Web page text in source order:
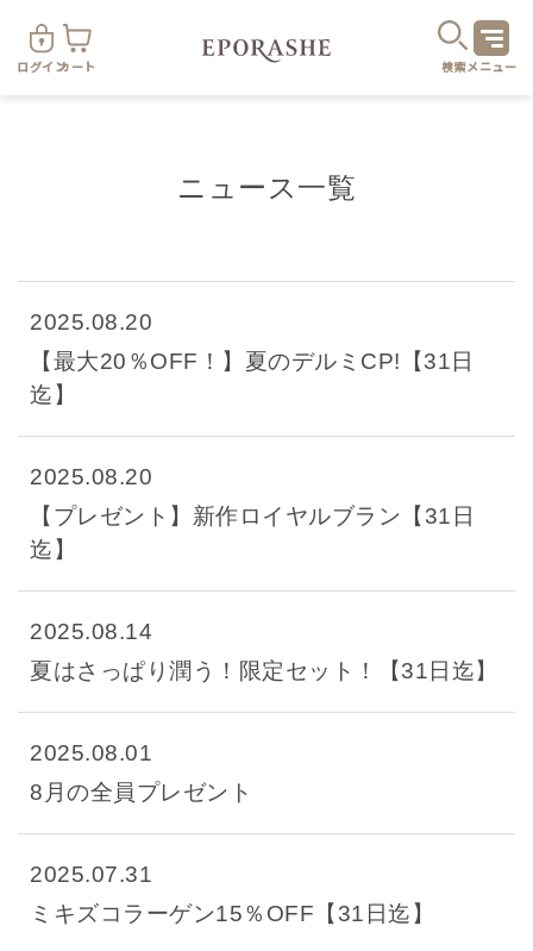
ログインカート 検索メニュー
スキンケア
メイクアップ
サプリメント
美容アイテム・その他
乾燥
毛穴
シミ・くすみ
しわ・小じわ
メンバー特典
お支払方法
定期便サービスについて
定期便サービス対象商品
ニュース一覧
2025.08.20
【最大20％OFF！】夏のデルミCP!【31日
迄】
2025.08.20
【プレゼント】新作ロイヤルブラン【31日
迄】
2025.08.14
夏はさっぱり潤う！限定セット！【31日迄】
2025.08.01
8月の全員プレゼント
2025.07.31
ミキズコラーゲン15％OFF【31日迄】